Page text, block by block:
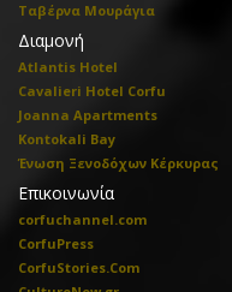
Ταβέρνα Μουράγια
Διαμονή
Atlantis Hotel
Cavalieri Hotel Corfu
Joanna Apartments
Kontokali Bay
Ένωση Ξενοδόχων Κέρκυρας
Επικοινωνία
corfuchannel.com
CorfuPress
CorfuStories.Com